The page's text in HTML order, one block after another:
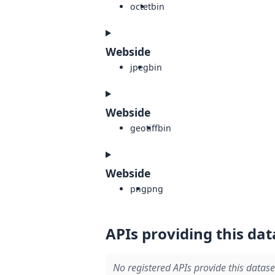
octetbin
Webside
jpegbin
Webside
geotiffbin
Webside
pngpng
APIs providing this
No registered APIs provide this